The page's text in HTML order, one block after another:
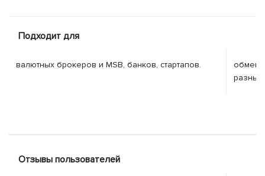
Подходит для
валютных брокеров и MSB, банков, стартапов.
Отзывы пользователей